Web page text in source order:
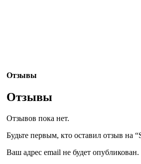
Отзывы
Отзывы
Отзывов пока нет.
Будьте первым, кто оставил отзыв на
Ваш адрес email не будет опубликован.